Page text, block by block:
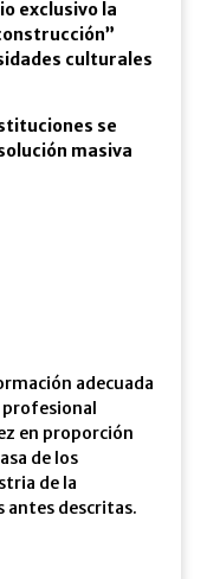
exclusivo la
culturales
se
masiva
adecuada
profesional
en proporción
de los
de la
antes descritas.